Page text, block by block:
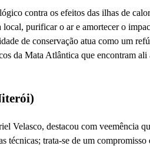
contra os efeitos das ilhas de
local, purificar o ar e amortecer o
de conservação atua como um
da Mata Atlântica que encontram ali
Velasco, destacou com veemência
técnicas; trata-se de um compromisso